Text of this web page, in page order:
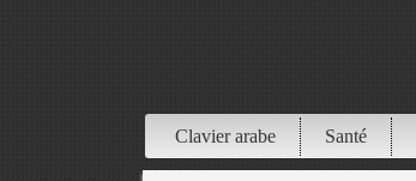
Clavier arabe Santé